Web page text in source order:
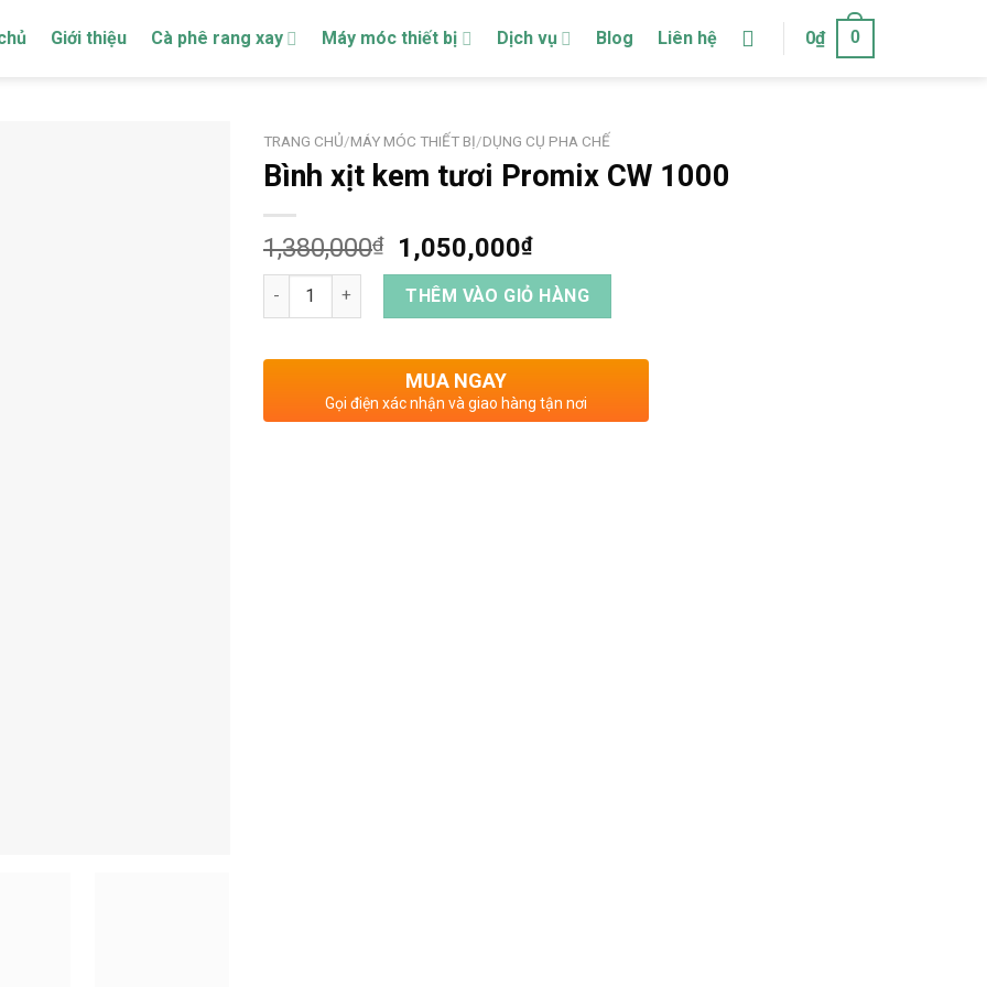
Giới thiệu Cà phê rang xay Máy móc thiết bị Dịch vụ Blog Liên hệ 0₫ 0
TRANG CHỦ/MÁY MÓC THIẾT BỊ/DỤNG CỤ PHA CHẾ
Bình xịt kem tươi Promix CW 1000
1,380,000₫ 1,050,000₫
Bình xịt kem tươi Promix CW 1000 số lượng
THÊM VÀO GIỎ HÀNG
MUA NGAY
Gọi điện xác nhận và giao hàng tận nơi